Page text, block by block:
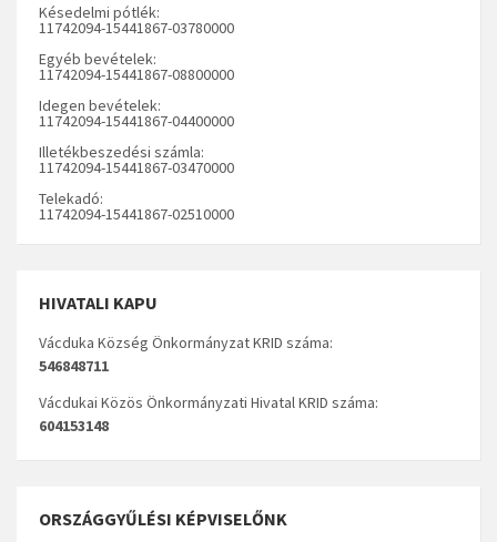
Késedelmi pótlék:
11742094-15441867-03780000
Egyéb bevételek:
11742094-15441867-08800000
Idegen bevételek:
11742094-15441867-04400000
Illetékbeszedési számla:
11742094-15441867-03470000
Telekadó:
11742094-15441867-02510000
HIVATALI KAPU
Vácduka Község Önkormányzat KRID száma:
546848711
Vácdukai Közös Önkormányzati Hivatal KRID száma:
604153148
ORSZÁGGYŰLÉSI KÉPVISELŐNK